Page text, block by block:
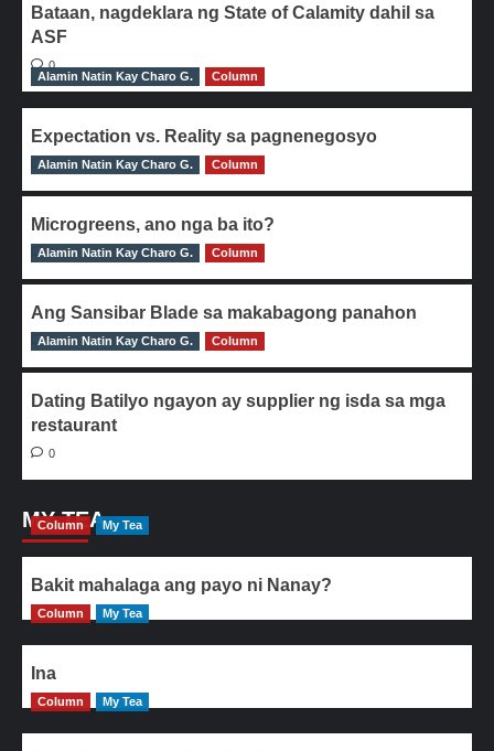
Bataan, nagdeklara ng State of Calamity dahil sa
ASF
0
Alamin Natin Kay Charo G.
Column
Expectation vs. Reality sa pagnenegosyo
0
Alamin Natin Kay Charo G. Column
Microgreens, ano nga ba ito?
0
Alamin Natin Kay Charo G. Column
Ang Sansibar Blade sa makabagong panahon
0
Alamin Natin Kay Charo G. Column
Dating Batilyo ngayon ay supplier ng isda sa mga
restaurant
0
MY TEA
Column My Tea
Bakit mahalaga ang payo ni Nanay?
Column My Tea
Ina
Column My Tea